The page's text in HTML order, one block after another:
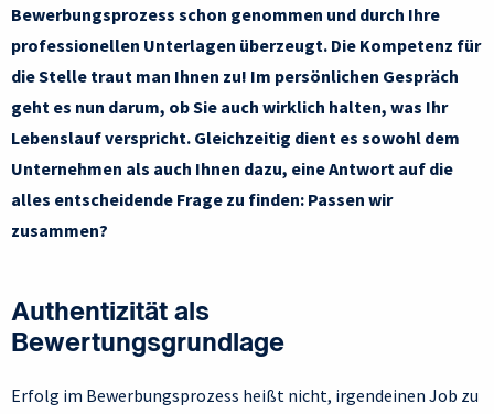
Bewerbungsprozess schon genommen und durch Ihre
professionellen Unterlagen überzeugt. Die Kompetenz für
die Stelle traut man Ihnen zu! Im persönlichen Gespräch
geht es nun darum, ob Sie auch wirklich halten, was Ihr
Lebenslauf verspricht. Gleichzeitig dient es sowohl dem
Unternehmen als auch Ihnen dazu, eine Antwort auf die
alles entscheidende Frage zu finden: Passen wir
zusammen?
Authentizität als
Bewertungsgrundlage
Erfolg im Bewerbungsprozess heißt nicht, irgendeinen Job zu